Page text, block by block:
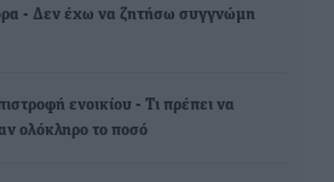
- Δεν έχω να ζητήσω συγγνώμη
ενοικίου - Τι πρέπει να
ολόκληρο το ποσό